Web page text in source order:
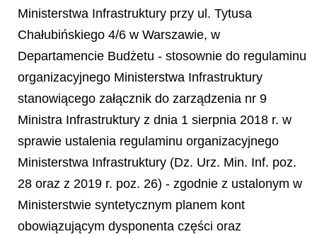
Ministerstwa Infrastruktury przy ul. Tytusa
Chałubińskiego 4/6 w Warszawie, w
Departamencie Budżetu - stosownie do regulaminu
organizacyjnego Ministerstwa Infrastruktury
stanowiącego załącznik do zarządzenia nr 9
Ministra Infrastruktury z dnia 1 sierpnia 2018 r. w
sprawie ustalenia regulaminu organizacyjnego
Ministerstwa Infrastruktury (Dz. Urz. Min. Inf. poz.
28 oraz z 2019 r. poz. 26) - zgodnie z ustalonym w
Ministerstwie syntetycznym planem kont
obowiązującym dysponenta części oraz